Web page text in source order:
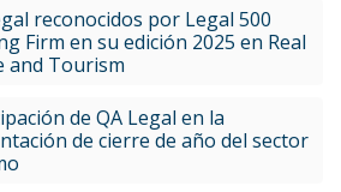
reconocidos por Legal 500
Firm en su edición 2025 en Real
and Tourism
de QA Legal en la
de cierre de año del sector